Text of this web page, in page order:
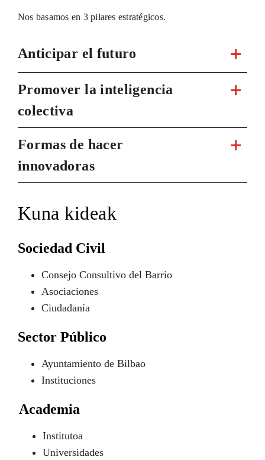
Nos basamos en 3 pilares estratégicos.
Anticipar el futuro
Promover la inteligencia
colectiva
Formas de hacer
innovadoras
Kuna kideak
Sociedad Civil
Consejo Consultivo del Barrio
Asociaciones
Ciudadanía
Sector Público
Ayuntamiento de Bilbao
Instituciones
Academia
Institutoa
Universidades